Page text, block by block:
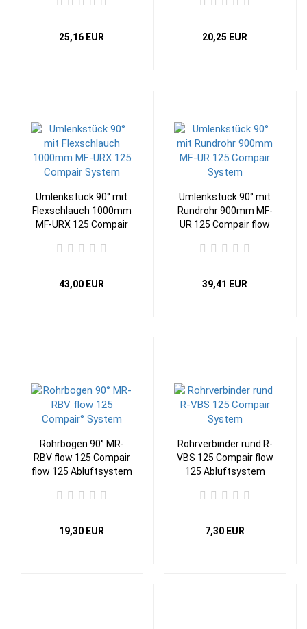
25,16 EUR 20,25 EUR
Umlenkstück 90° mit
Flexschlauch 1000mm
MF-URX 125 Compair
43,00 EUR
Umlenkstück 90° mit
Rundrohr 900mm MF-
UR 125 Compair flow
39,41 EUR
Rohrbogen 90° MR-
RBV flow 125 Compair
flow 125 Abluftsystem
19,30 EUR
Rohrverbinder rund R-
VBS 125 Compair flow
125 Abluftsystem
7,30 EUR